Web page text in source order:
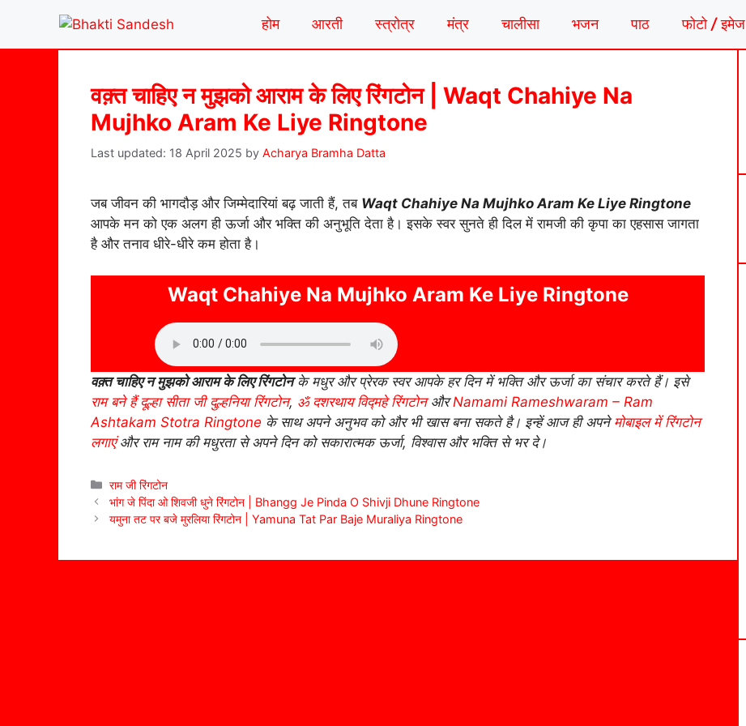
content
होम आरती स्त्रोत्र मंत्र चालीसा भजन पाठ फोटो / इमेज
वक़्त चाहिए न मुझको आराम के लिए रिंगटोन | Waqt Chahiye Na
Mujhko Aram Ke Liye Ringtone
18 April 2025 by Acharya Bramha Datta
जब जीवन की भागदौड़ और जिम्मेदारियां बढ़ जाती हैं, तब Waqt Chahiye Na Mujhko Aram Ke Liye Ringtone
आपके मन को एक अलग ही ऊर्जा और भक्ति की अनुभूति देता है। इसके स्वर सुनते ही दिल में रामजी की कृपा का एहसास जागता
है और तनाव धीरे-धीरे कम होता है।
Waqt Chahiye Na Mujhko Aram Ke Liye Ringtone
वक़्त चाहिए न मुझको आराम के लिए रिंगटोनके मधुर और प्रेरक स्वर आपके हर दिन में भक्ति और ऊर्जा का संचार करते हैं। इसे
राम बने हैं दूल्हा सीता जी दुल्हनिया रिंगटोन, ॐ दशरथाय विद्महे रिंगटोनऔरNamami Rameshwaram – Ram
Ashtakam Stotra Ringtone के साथ अपने अनुभव को और भी खास बना सकते है। इन्हें आज ही अपनेमोबाइल में रिंगटोन
लगाएंऔर राम नाम की मधुरता से अपने दिन को सकारात्मक ऊर्जा, विश्वास और भक्ति से भर दे।
Categories
राम जी रिंगटोन
भांग जे पिंदा ओ शिवजी धुने रिंगटोन | Bhangg Je Pinda O Shivji Dhune Ringtone
यमुना तट पर बजे मुरलिया रिंगटोन | Yamuna Tat Par Baje Muraliya Ringtone